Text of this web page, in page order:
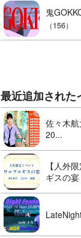
鬼
（156）
最近追加された
佐々木
20...
【人外
ギスの宴